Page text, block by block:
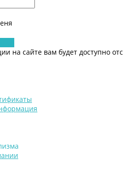
на сайте вам будет доступно